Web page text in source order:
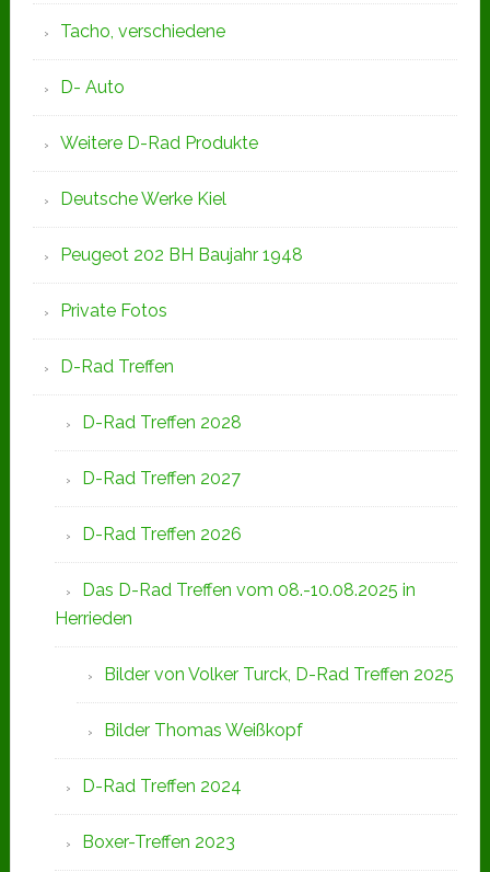
Tacho, verschiedene
D- Auto
Weitere D-Rad Produkte
Deutsche Werke Kiel
Peugeot 202 BH Baujahr 1948
Private Fotos
D-Rad Treffen
D-Rad Treffen 2028
D-Rad Treffen 2027
D-Rad Treffen 2026
Das D-Rad Treffen vom 08.-10.08.2025 in
Herrieden
Bilder von Volker Turck, D-Rad Treffen 2025
Bilder Thomas Weißkopf
D-Rad Treffen 2024
Boxer-Treffen 2023